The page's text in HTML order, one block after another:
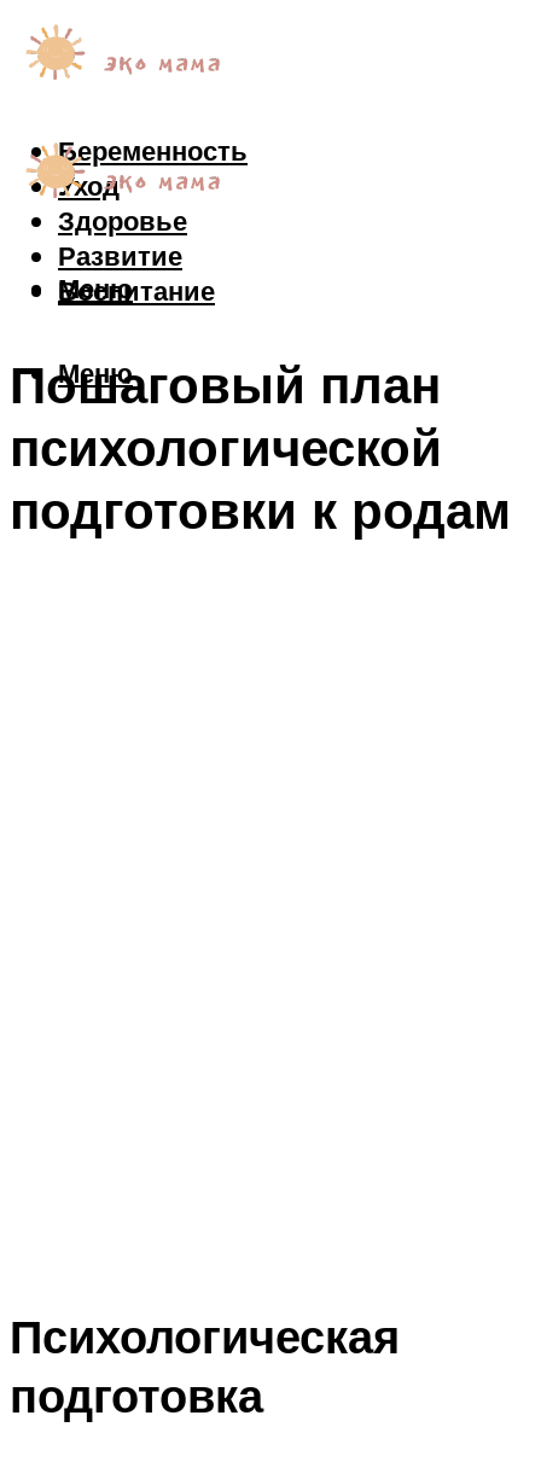
Беременность
Уход
Здоровье
Развитие
Воспитание
Меню
Меню
Пошаговый план
психологической
подготовки к родам
Психологическая
подготовка